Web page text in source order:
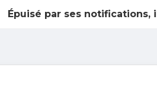
Épuisé par ses